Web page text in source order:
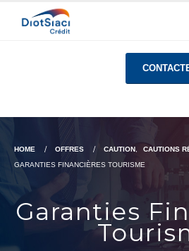
HOME OFFRES CAUTION,
CAUTIONS
GARANTIES FINANCIÈRES TOURISME
Garanties